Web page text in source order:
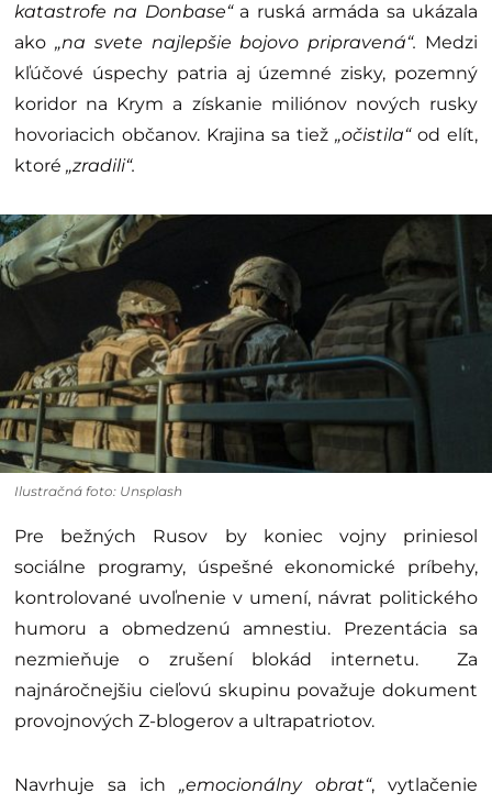
katastrofe na Donbase“a ruská armáda sa ukázala
ako „na svete najlepšie bojovo pripravená“. Medzi
kľúčové úspechy patria aj územné zisky, pozemný
koridor na Krym a získanie miliónov nových rusky
hovoriacich občanov. Krajina sa tiež „očistila“od elít,
ktoré „zradili“.
Ilustračná foto: Unsplash
Pre bežných Rusov by koniec vojny priniesol
sociálne programy, úspešné ekonomické príbehy,
kontrolované uvoľnenie v umení, návrat politického
humoru a obmedzenú amnestiu. Prezentácia sa
nezmieňuje o zrušení blokád internetu. Za
najnáročnejšiu cieľovú skupinu považuje dokument
provojnových Z-blogerov a ultrapatriotov.
Navrhuje sa ich „emocionálny obrat“, vytlačenie